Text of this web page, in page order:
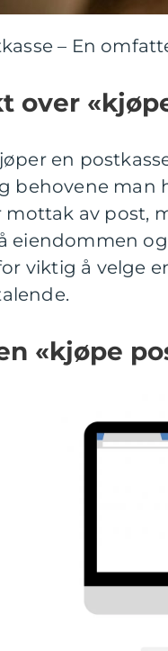
– En
over
en
behovene man
mottak av post,
eiendommen
viktig å velge
«kjøpe